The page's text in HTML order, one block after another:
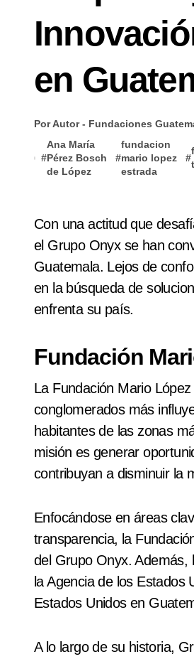
en
Por Autor - Fundaciones
#
Ana María
Pérez Bosch
de López
#
fundacion
mario lopez
estrada
#
Con una actitud que desafía la adversidad y se compromete con el futuro, Mario López Estrada y
el Grupo Onyx se han
Guatemala. Lejos de
en la búsqueda de
enfrenta su país.
Fundación
La Fundación Mario
conglomerados más
habitantes de las zonas
misión es generar
contribuyan a disminuir la
Enfocándose en áreas
transparencia, la
del Grupo Onyx. Además,
la Agencia de los Estados
Estados Unidos en
A lo largo de su historia,